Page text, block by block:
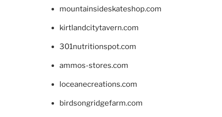
mountainsideskateshop.com
kirtlandcitytavern.com
301nutritionspot.com
ammos-stores.com
loceanecreations.com
birdsongridgefarm.com